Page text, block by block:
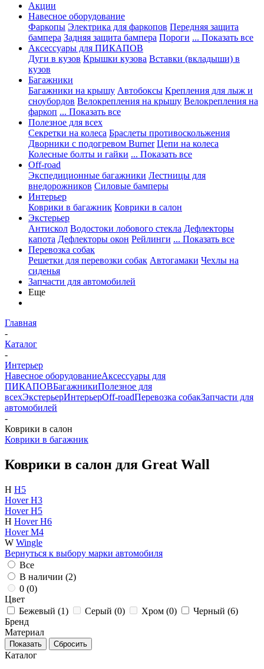
Акции
Навесное оборудование
Фаркопы Электрика для фаркопов Передняя защита
бампера Задняя защита бампера Пороги ... Показать все
Аксессуары для ПИКАПОВ
Дуги в кузов Крышки кузова Вставки (вкладыши) в
кузов
Багажники
Багажники на крышу Автобоксы Крепления для лыж и
сноубордов Велокрепления на крышу Велокрепления на
фаркоп ... Показать все
Полезное для всех
Секретки на колеса Браслеты противоскольжения
Дворники с подогревом Burner Цепи на колеса
Колесные болты и гайки ... Показать все
Off-road
Экспедиционные багажники Лестницы для
внедорожников Силовые бамперы
Интерьер
Коврики в багажник Коврики в салон
Экстерьер
Антискол Водостоки лобового стекла Дефлекторы
капота Дефлекторы окон Рейлинги ... Показать все
Перевозка собак
Решетки для перевозки собак Автогамаки Чехлы на
сиденья
Запчасти для автомобилей
Еще
Главная
-
Каталог
-
Интерьер
Навесное оборудованиеАксессуары для
ПИКАПОВБагажникиПолезное для
всехЭкстерьерИнтерьерOff-roadПеревозка собакЗапчасти для
автомобилей
-
Коврики в салон
Коврики в багажник
Коврики в салон для Great Wall
H H5
Hover H3
Hover H5
H Hover H6
Hover M4
W Wingle
Вернуться к выбору марки автомобиля
Все
В наличии (2)
0 (0)
Цвет
Бежевый (1) Серый (0) Хром (0) Черный (6)
Бренд
Материал
Каталог